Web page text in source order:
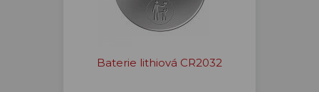
Baterie lithiová CR2032